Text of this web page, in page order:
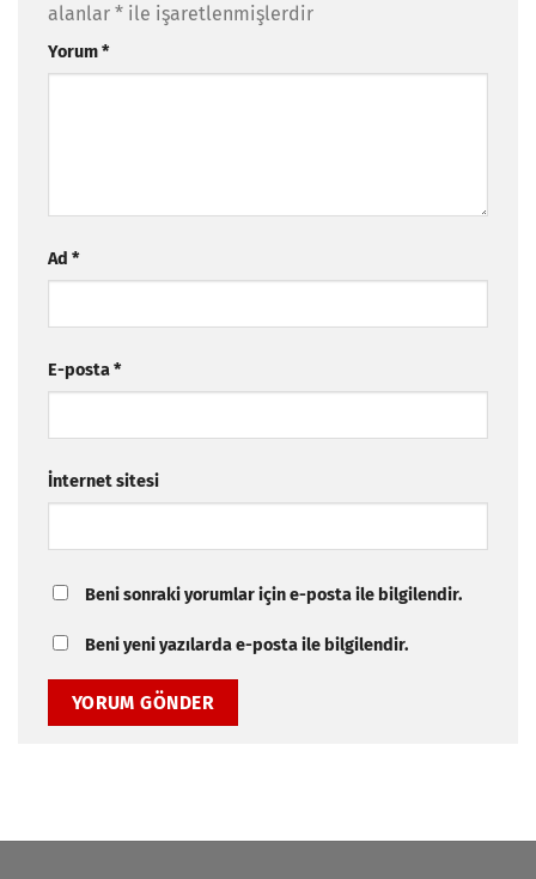
alanlar * ile işaretlenmişlerdir
Yorum*
Ad *
E-posta*
İnternet sitesi
Beni sonraki yorumlar için e-posta ile bilgilendir.
Beni yeni yazılarda e-posta ile bilgilendir.